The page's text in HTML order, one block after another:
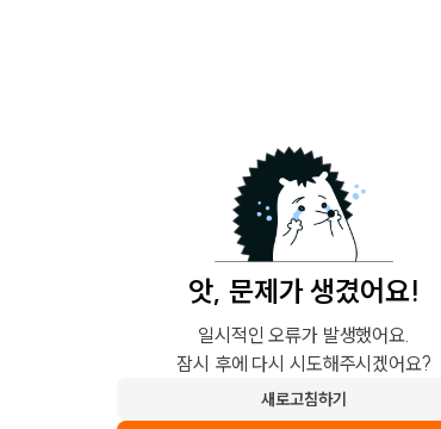
앗, 문제가 생겼어요!
일시적인 오류가 발생했어요.
잠시 후에 다시 시도해주시겠어요?
새로고침하기